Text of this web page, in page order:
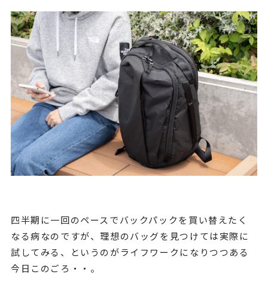
四半期に一回のペースでバックパックを買い替えたく
なる病なのですが、理想のバッグを見つけては実際に
試してみる、というのがライフワークになりつつある
今日このごろ・・。